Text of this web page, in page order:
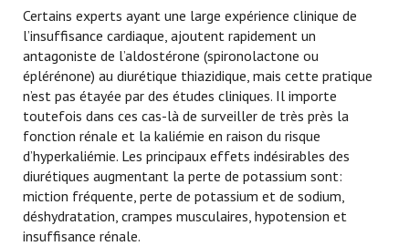
Certains experts ayant une large expérience clinique de
l’insuffisance cardiaque, ajoutent rapidement un
antagoniste de l’aldostérone (spironolactone ou
éplérénone) au diurétique thiazidique, mais cette pratique
n’est pas étayée par des études cliniques. Il importe
toutefois dans ces cas-là de surveiller de très près la
fonction rénale et la kaliémie en raison du risque
d’hyperkaliémie. Les principaux effets indésirables des
diurétiques augmentant la perte de potassium sont:
miction fréquente, perte de potassium et de sodium,
déshydratation, crampes musculaires, hypotension et
insuffisance rénale.